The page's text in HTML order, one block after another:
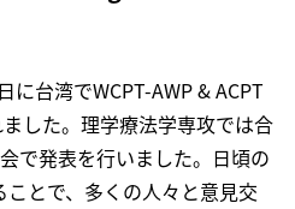
台湾でWCPT-AWP & ACPT
した。理学療法学専攻では合
で発表を行いました。日頃の
とで、多くの人々と意見交